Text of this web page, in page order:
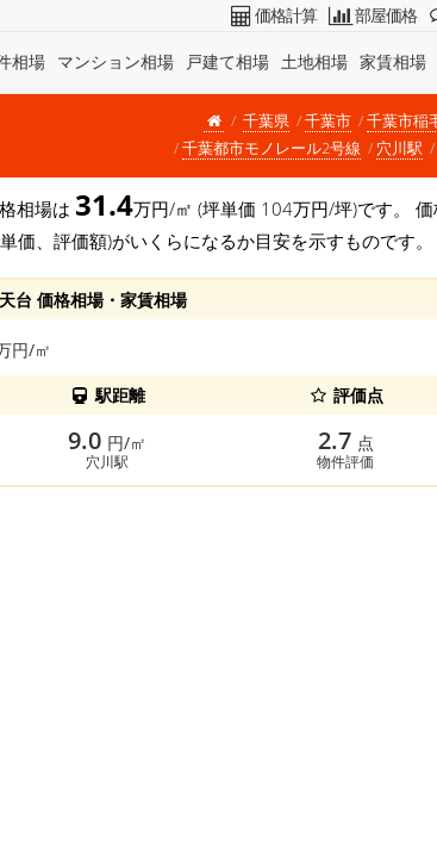
相場 マンション相場 戸建て相場 土地相場 家賃相場
価格計算 部屋価格
千葉県 千葉市 千葉市稲
千葉都市モノレール2号線
穴川駅
相場は 31.4万円/㎡ (坪単価 104万円/坪)です。
、評価額)がいくらになるか目安を示すものです。
台 価格相場・家賃相場
円/㎡
駅距離 評価点
9.0 円/㎡
穴川駅
2.7 点
物件評価